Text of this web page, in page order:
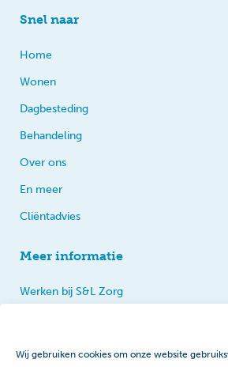
Wij gebruiken cookies om onze website
Snel naar
Home
Wonen
Dagbesteding
Behandeling
Over ons
En meer
Cliëntadvies
Meer informatie
Werken bij S&L Zorg